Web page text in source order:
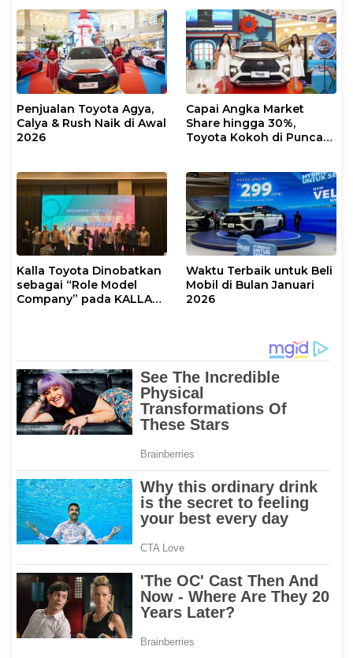
Penjualan Toyota Agya,
Calya & Rush Naik di Awal
2026
Capai Angka Market
Share hingga 30%,
Toyota Kokoh di Puncak
Kalla Toyota Dinobatkan
sebagai “Role Model
Company” pada KALLA
Waktu Terbaik untuk Beli
Mobil di Bulan Januari
2026